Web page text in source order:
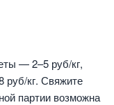
— 2–5 руб/кг,
руб/кг. Свяжите
партии возможна